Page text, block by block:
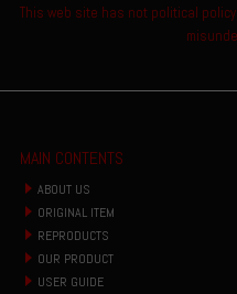
This web site has not political policy
MAIN CONTENTS
ABOUT US
ORIGINAL ITEM
REPRODUCTS
OUR PRODUCT
USER GUIDE